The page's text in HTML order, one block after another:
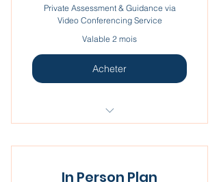
Private Assessment & Guidance via
Video Conferencing Service
Valable 2 mois
Acheter
In Person Plan